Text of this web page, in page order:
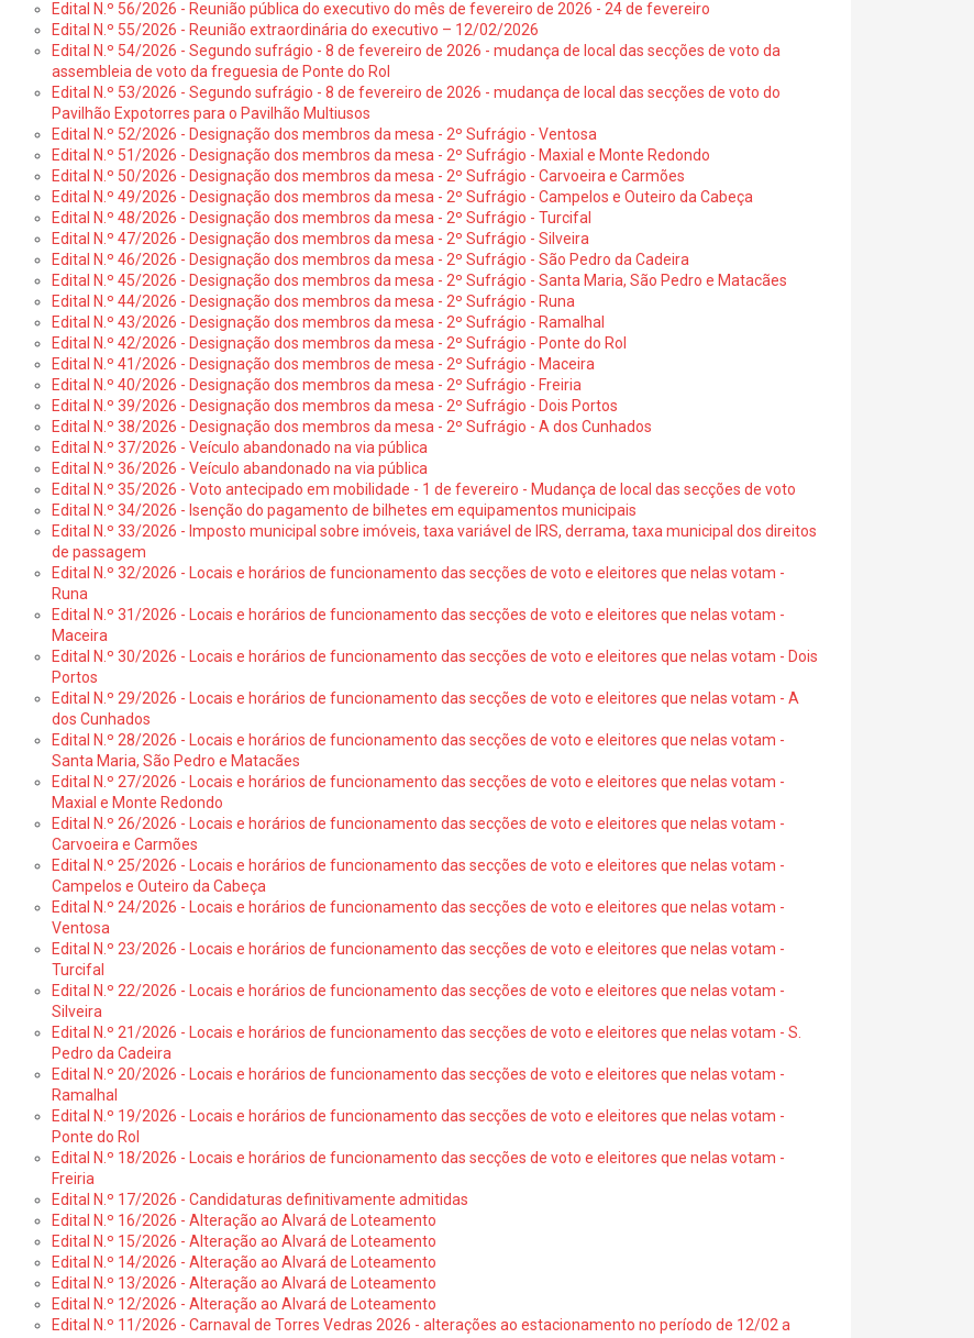
Edital N.º 56/2026 - Reunião pública do executivo do mês de fevereiro de 2026 - 24 de fevereiro
Edital N.º 55/2026 - Reunião extraordinária do executivo – 12/02/2026
Edital N.º 54/2026 - Segundo sufrágio - 8 de fevereiro de 2026 - mudança de local das secções de voto da
assembleia de voto da freguesia de Ponte do Rol
Edital N.º 53/2026 - Segundo sufrágio - 8 de fevereiro de 2026 - mudança de local das secções de voto do
Pavilhão Expotorres para o Pavilhão Multiusos
Edital N.º 52/2026 - Designação dos membros da mesa - 2º Sufrágio - Ventosa
Edital N.º 51/2026 - Designação dos membros da mesa - 2º Sufrágio - Maxial e Monte Redondo
Edital N.º 50/2026 - Designação dos membros da mesa - 2º Sufrágio - Carvoeira e Carmões
Edital N.º 49/2026 - Designação dos membros da mesa - 2º Sufrágio - Campelos e Outeiro da Cabeça
Edital N.º 48/2026 - Designação dos membros da mesa - 2º Sufrágio - Turcifal
Edital N.º 47/2026 - Designação dos membros da mesa - 2º Sufrágio - Silveira
Edital N.º 46/2026 - Designação dos membros da mesa - 2º Sufrágio - São Pedro da Cadeira
Edital N.º 45/2026 - Designação dos membros da mesa - 2º Sufrágio - Santa Maria, São Pedro e Matacães
Edital N.º 44/2026 - Designação dos membros da mesa - 2º Sufrágio - Runa
Edital N.º 43/2026 - Designação dos membros da mesa - 2º Sufrágio - Ramalhal
Edital N.º 42/2026 - Designação dos membros da mesa - 2º Sufrágio - Ponte do Rol
Edital N.º 41/2026 - Designação dos membros de mesa - 2º Sufrágio - Maceira
Edital N.º 40/2026 - Designação dos membros da mesa - 2º Sufrágio - Freiria
Edital N.º 39/2026 - Designação dos membros da mesa - 2º Sufrágio - Dois Portos
Edital N.º 38/2026 - Designação dos membros da mesa - 2º Sufrágio - A dos Cunhados
Edital N.º 37/2026 - Veículo abandonado na via pública
Edital N.º 36/2026 - Veículo abandonado na via pública
Edital N.º 35/2026 - Voto antecipado em mobilidade - 1 de fevereiro - Mudança de local das secções de voto
Edital N.º 34/2026 - Isenção do pagamento de bilhetes em equipamentos municipais
Edital N.º 33/2026 - Imposto municipal sobre imóveis, taxa variável de IRS, derrama, taxa municipal dos direitos
de passagem
Edital N.º 32/2026 - Locais e horários de funcionamento das secções de voto e eleitores que nelas votam -
Runa
Edital N.º 31/2026 - Locais e horários de funcionamento das secções de voto e eleitores que nelas votam -
Maceira
Edital N.º 30/2026 - Locais e horários de funcionamento das secções de voto e eleitores que nelas votam - Dois
Portos
Edital N.º 29/2026 - Locais e horários de funcionamento das secções de voto e eleitores que nelas votam - A
dos Cunhados
Edital N.º 28/2026 - Locais e horários de funcionamento das secções de voto e eleitores que nelas votam -
Santa Maria, São Pedro e Matacães
Edital N.º 27/2026 - Locais e horários de funcionamento das secções de voto e eleitores que nelas votam -
Maxial e Monte Redondo
Edital N.º 26/2026 - Locais e horários de funcionamento das secções de voto e eleitores que nelas votam -
Carvoeira e Carmões
Edital N.º 25/2026 - Locais e horários de funcionamento das secções de voto e eleitores que nelas votam -
Campelos e Outeiro da Cabeça
Edital N.º 24/2026 - Locais e horários de funcionamento das secções de voto e eleitores que nelas votam -
Ventosa
Edital N.º 23/2026 - Locais e horários de funcionamento das secções de voto e eleitores que nelas votam -
Turcifal
Edital N.º 22/2026 - Locais e horários de funcionamento das secções de voto e eleitores que nelas votam -
Silveira
Edital N.º 21/2026 - Locais e horários de funcionamento das secções de voto e eleitores que nelas votam - S.
Pedro da Cadeira
Edital N.º 20/2026 - Locais e horários de funcionamento das secções de voto e eleitores que nelas votam -
Ramalhal
Edital N.º 19/2026 - Locais e horários de funcionamento das secções de voto e eleitores que nelas votam -
Ponte do Rol
Edital N.º 18/2026 - Locais e horários de funcionamento das secções de voto e eleitores que nelas votam -
Freiria
Edital N.º 17/2026 - Candidaturas definitivamente admitidas
Edital N.º 16/2026 - Alteração ao Alvará de Loteamento
Edital N.º 15/2026 - Alteração ao Alvará de Loteamento
Edital N.º 14/2026 - Alteração ao Alvará de Loteamento
Edital N.º 13/2026 - Alteração ao Alvará de Loteamento
Edital N.º 12/2026 - Alteração ao Alvará de Loteamento
Edital N.º 11/2026 - Carnaval de Torres Vedras 2026 - alterações ao estacionamento no período de 12/02 a